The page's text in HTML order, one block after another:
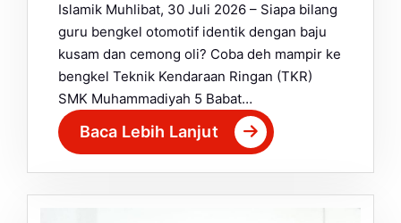
Islamik Muhlibat, 30 Juli 2026 – Siapa bilang
guru bengkel otomotif identik dengan baju
kusam dan cemong oli? Coba deh mampir ke
bengkel Teknik Kendaraan Ringan (TKR)
SMK Muhammadiyah 5 Babat…
Baca Lebih Lanjut